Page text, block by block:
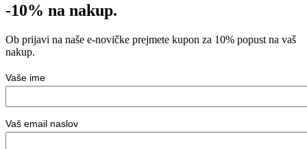
-10% na nakup.
Ob prijavi na naše e-novičke prejmete kupon za 10% popust na vaš
nakup.
Vaše ime
Vaš email naslov